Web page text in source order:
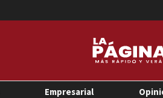
Empresarial